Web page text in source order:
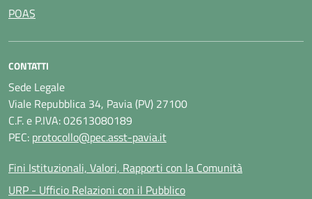
POAS
CONTATTI
Sede Legale
Viale Repubblica 34, Pavia (PV) 27100
C.F. e P.IVA: 02613080189
PEC: protocollo@pec.asst-pavia.it
Fini Istituzionali, Valori, Rapporti con la Comunità
URP - Ufficio Relazioni con il Pubblico